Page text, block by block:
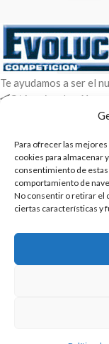
Para ofrecer las
cookies para almacenar
consentimiento de
comportamiento de
No consentir o retirar el
ciertas características y
Te ayudamos a ser el
C/ Arquimedes 61
WhatsApp +34
ENTRADAS
POLÍTICAS
2025 | Evolucion-